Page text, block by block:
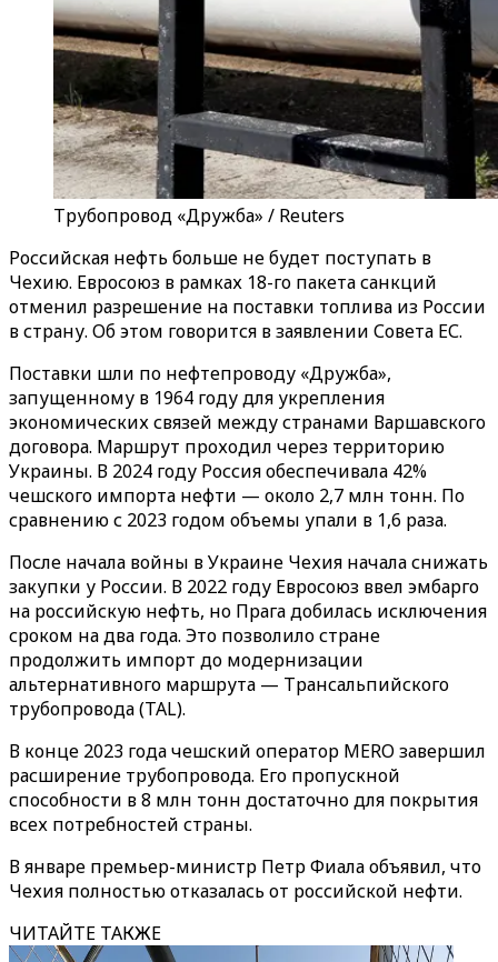
Трубопровод «Дружба» / Reuters
Российская нефть больше не будет поступать в
Чехию. Евросоюз в рамках 18-го пакета санкций
отменил разрешение на поставки топлива из России
в страну. Об этом говорится в заявлении Совета ЕС.
Поставки шли по нефтепроводу «Дружба»,
запущенному в 1964 году для укрепления
экономических связей между странами Варшавского
договора. Маршрут проходил через территорию
Украины. В 2024 году Россия обеспечивала 42%
чешского импорта нефти — около 2,7 млн тонн. По
сравнению с 2023 годом объемы упали в 1,6 раза.
После начала войны в Украине Чехия начала снижать
закупки у России. В 2022 году Евросоюз ввел эмбарго
на российскую нефть, но Прага добилась исключения
сроком на два года. Это позволило стране
продолжить импорт до модернизации
альтернативного маршрута — Трансальпийского
трубопровода (TAL).
В конце 2023 года чешский оператор MERO завершил
расширение трубопровода. Его пропускной
способности в 8 млн тонн достаточно для покрытия
всех потребностей страны.
В январе премьер-министр Петр Фиала объявил, что
Чехия полностью отказалась от российской нефти.
ЧИТАЙТЕ ТАКЖЕ